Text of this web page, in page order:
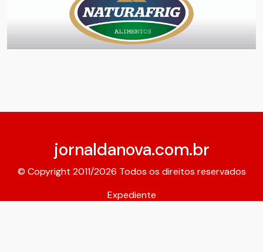
jornaldanova.com.br
© Copyright 2011/2026 Todos os direitos reservados
Expediente